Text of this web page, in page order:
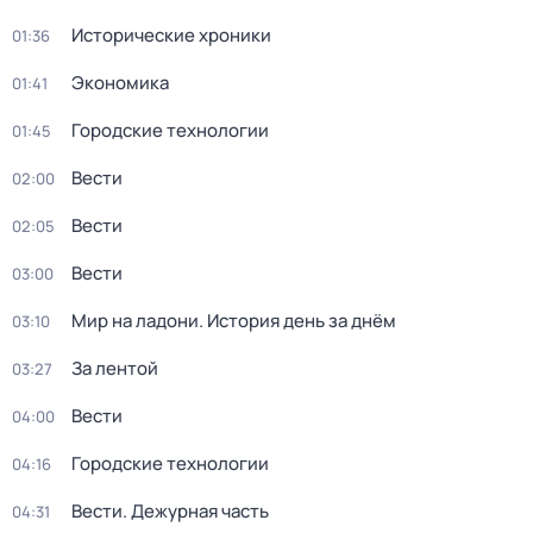
01:36 Исторические хроники
01:41 Экономика
01:45 Городские технологии
02:00 Вести
02:05 Вести
03:00 Вести
03:10 Мир на ладони. История день за днём
03:27 За лентой
04:00 Вести
04:16 Городские технологии
04:31 Вести. Дежурная часть